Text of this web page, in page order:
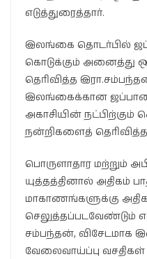
எடுத்துரைத்தார்.
இலங்கை தொடர்பில்
கொடுக்கும் அனைத்து
தெரிவித்த
இலங்கைக்கான
அகாசியின் நட்பிற்கும்
நன்றிகளைத்
பொருளாதார மற்றும்
யுத்தத்தினால் அதிகம்
மாகாணங்களுக்கு
செலுத்தப்படவேண்டும்
சம்பந்தன்,
வேலைவாய்ப்பு